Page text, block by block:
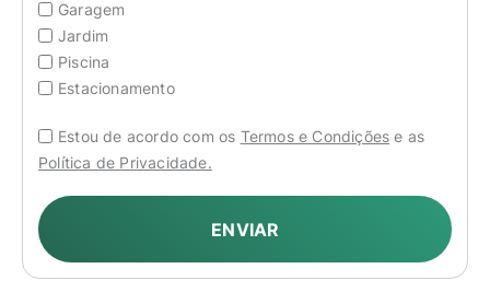
Garagem
Jardim
Piscina
Estacionamento
Estou de acordo com os Termos e Condições e as
Política de Privacidade.
ENVIAR